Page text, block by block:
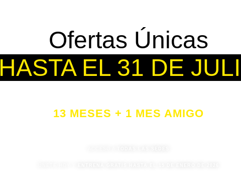
Ofertas Únicas
HASTA EL 31 DE
13 MESES + 1 MES AMIGO